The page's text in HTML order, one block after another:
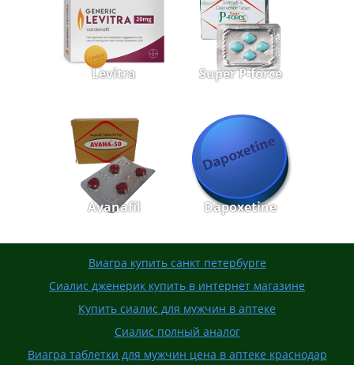
Levitra Super P-force
Avanafil Dapoxetine
Виагра купить санкт петербурге
Сиалис дженерик купить в интернет магазине
Купить сиалис для мужчин в аптеке
Сиалис полный аналог
Виагра таблетки для мужчин цена в аптеке краснодар